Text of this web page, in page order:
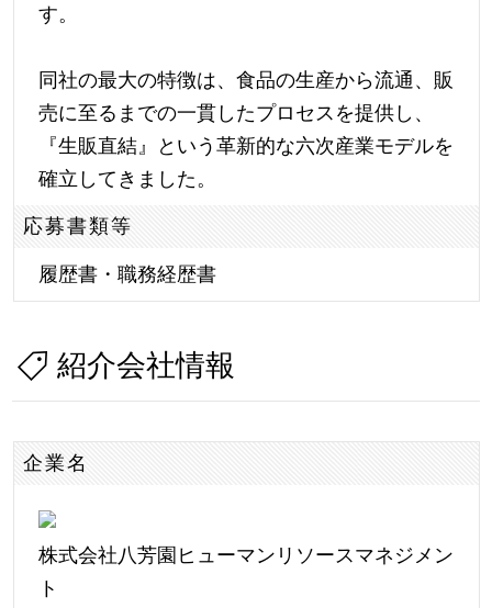
す。
同社の最大の特徴は、食品の生産から流通、販
売に至るまでの一貫したプロセスを提供し、
『生販直結』という革新的な六次産業モデルを
確立してきました。
応募書類等
履歴書・職務経歴書
紹介会社情報
企業名
株式会社八芳園ヒューマンリソースマネジメン
ト